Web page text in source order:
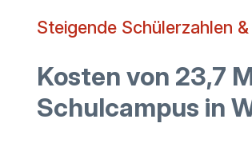
Steigende Schülerzahlen
Kosten von 23,7
Schulcampus in